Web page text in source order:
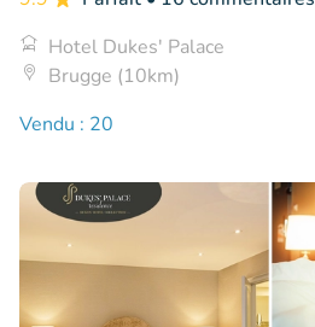
Hotel Dukes' Palace
Brugge (10km)
Vendu : 20